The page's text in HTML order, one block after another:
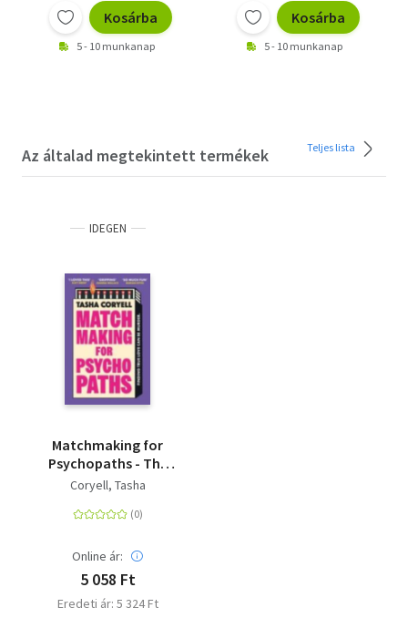
Kosárba
5 - 10 munkanap
Kosárba
5 - 10 munkanap
Az általad megtekintett termékek Teljes lista
IDEGEN
Matchmaking for
Psychopaths - The
most compelling,
book of the year, 'SO
Keyes
Coryell, Tasha
Online ár:
5 058 Ft
Eredeti ár: 5 324 Ft